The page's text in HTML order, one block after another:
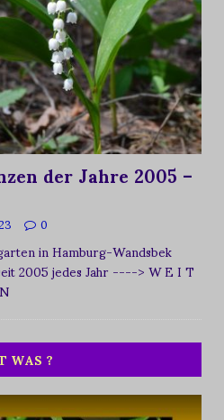
der Jahre 2005 –
0
in Hamburg-Wandsbek
2005 jedes Jahr----> W E I T
WAS ?